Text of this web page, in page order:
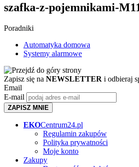
szafka-z-pojemnikami-
Poradniki
Automatyka domowa
Systemy alarmowe
Zapisz się na NEWSLETTER i odbieraj
Email
E-mail
ZAPISZ MNIE
EKOCentrum24.pl
Regulamin zakupów
Polityka prywatności
Moje konto
Zakupy